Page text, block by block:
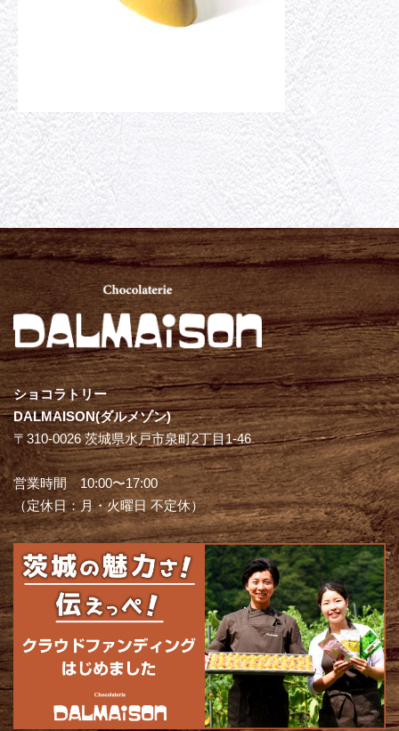
ショコラトリー
DALMAISON(ダルメゾン)
〒310-0026 茨城県水戸市泉町2丁目1-46
営業時間 10:00〜17:00
（定休日：月・火曜日 不定休）